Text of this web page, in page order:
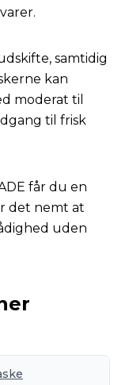
samtidig
kan
moderat til
til frisk
får du en
det nemt at
uden